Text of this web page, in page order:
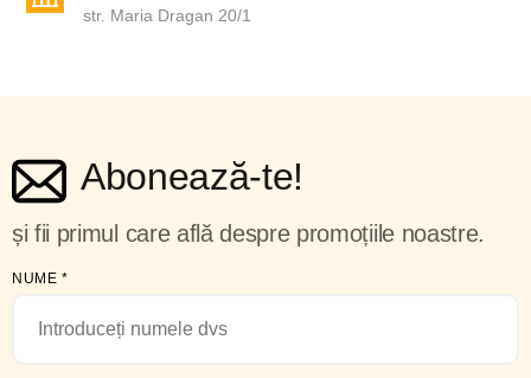
str. Maria Dragan 20/1
Abonează-te!
și fii primul care află despre promoțiile noastre.
NUME *